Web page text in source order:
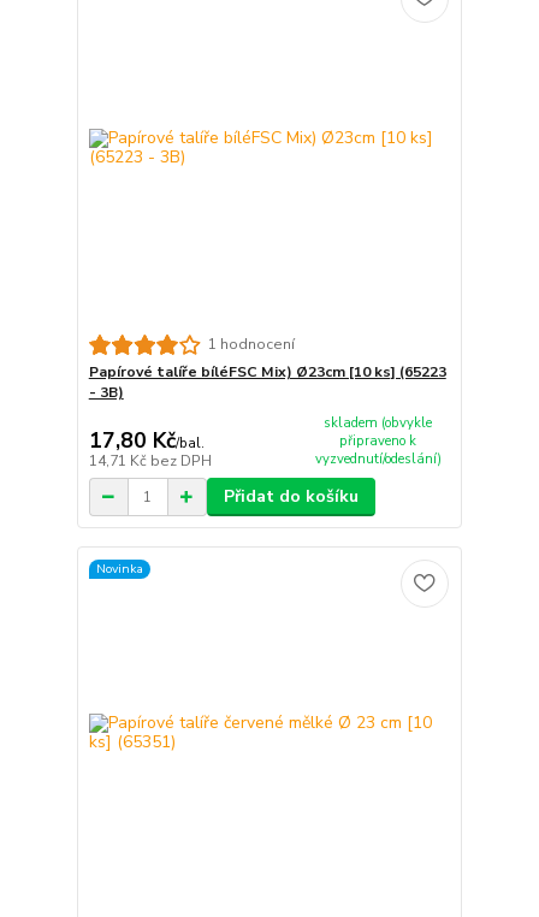
1 hodnocení
Papírové talíře bíléFSC Mix) Ø23cm [10 ks] (65223
- 3B)
17,80 Kč/bal.
14,71 Kč bez DPH
skladem (obvykle
připraveno k
vyzvednutí/odeslání)
Přidat do košíku
Novinka